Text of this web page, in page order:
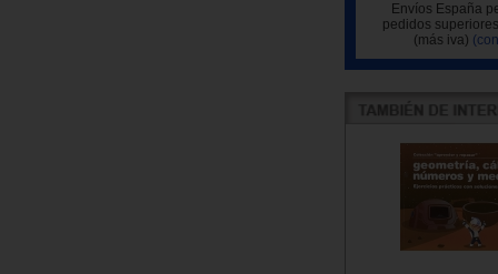
Envíos España
pedidos
(más iva)